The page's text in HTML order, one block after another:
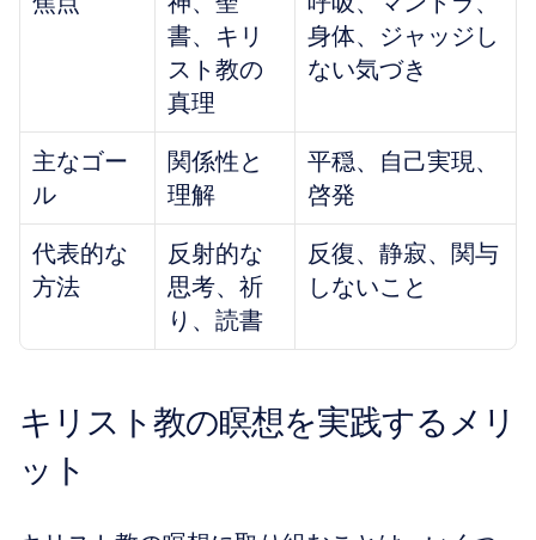
書、キリ
スト教の
真理
身体、ジャッジし
ない気づき
主なゴー
ル
関係性と
理解
平穏、自己実現、
啓発
代表的な
方法
反射的な
思考、祈
り、読書
反復、静寂、関与
しないこと
キリスト教の瞑想を実践するメリ
ット